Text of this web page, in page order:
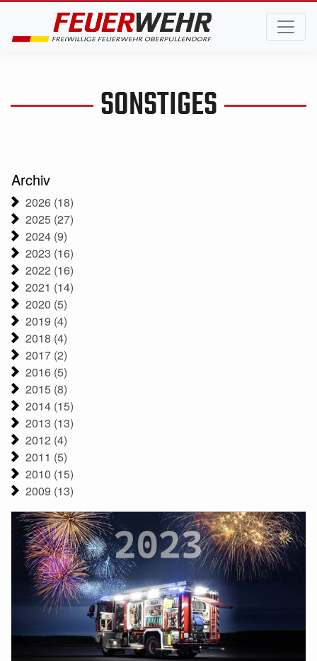
SONSTIGES
Archiv
2026 (18)
2025 (27)
2024 (9)
2023 (16)
2022 (16)
2021 (14)
2020 (5)
2019 (4)
2018 (4)
2017 (2)
2016 (5)
2015 (8)
2014 (15)
2013 (13)
2012 (4)
2011 (5)
2010 (15)
2009 (13)